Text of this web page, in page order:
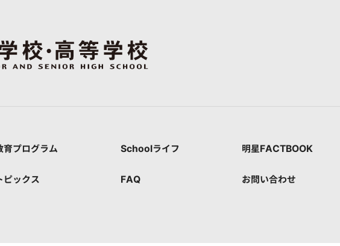
育プログラム Schoolライフ 明星FACTBOOK
ピックス FAQ お問い合わせ